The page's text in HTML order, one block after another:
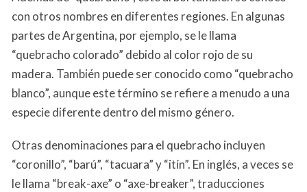
con otros nombres en diferentes regiones. En algunas
partes de Argentina, por ejemplo, se le llama
“quebracho colorado” debido al color rojo de su
madera. También puede ser conocido como “quebracho
blanco”, aunque este término se refiere a menudo a una
especie diferente dentro del mismo género.
Otras denominaciones para el quebracho incluyen
“coronillo”, “barú”, “tacuara” y “itín”. En inglés, a veces se
le llama “break-axe” o “axe-breaker”, traducciones